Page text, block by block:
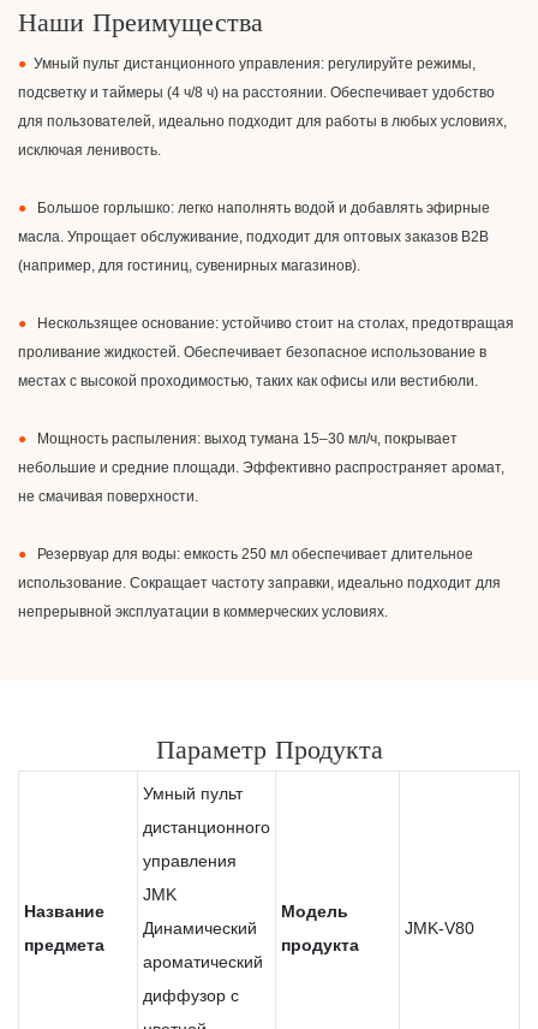
Наши Преимущества
● Умный пульт дистанционного управления: регулируйте режимы,
подсветку и таймеры (4 ч/8 ч) на расстоянии. Обеспечивает удобство
для пользователей, идеально подходит для работы в любых условиях,
исключая ленивость.
●
Большое горлышко: легко наполнять водой и добавлять эфирные
масла. Упрощает обслуживание, подходит для оптовых заказов B2B
(например, для гостиниц, сувенирных магазинов).
●
Нескользящее основание: устойчиво стоит на столах, предотвращая
проливание жидкостей. Обеспечивает безопасное использование в
местах с высокой проходимостью, таких как офисы или вестибюли.
●
Мощность распыления: выход тумана 15–30 мл/ч, покрывает
небольшие и средние площади. Эффективно распространяет аромат,
не смачивая поверхности.
●
Резервуар для воды: емкость 250 мл обеспечивает длительное
использование. Сокращает частоту заправки, идеально подходит для
непрерывной эксплуатации в коммерческих условиях.
Параметр Продукта
Название
предмета
Умный пульт
дистанционного
управления
JMK
Динамический
ароматический
диффузор с
Модель
продукта
JMK-V80